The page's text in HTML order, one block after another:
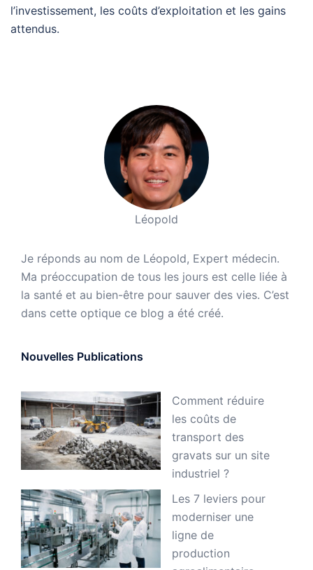
l’investissement, les coûts d’exploitation et les gains
attendus.
Léopold
Je réponds au nom de Léopold, Expert médecin.
Ma préoccupation de tous les jours est celle liée à
la santé et au bien-être pour sauver des vies. C’est
dans cette optique ce blog a été créé.
Nouvelles Publications
Comment réduire
les coûts de
transport des
gravats sur un site
industriel ?
Les 7 leviers pour
moderniser une
ligne de
production